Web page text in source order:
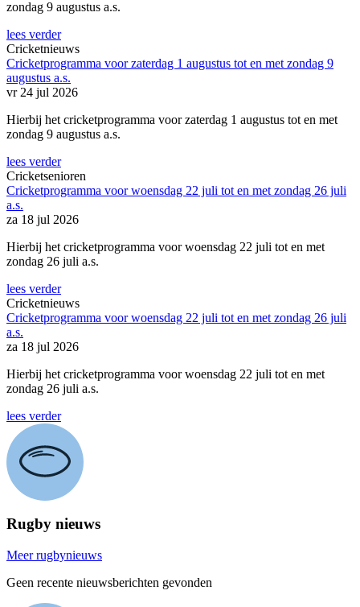
zondag 9 augustus a.s.
lees verder
Cricketnieuws
Cricketprogramma voor zaterdag 1 augustus tot en met zondag 9
augustus a.s.
vr 24 jul 2026
Hierbij het cricketprogramma voor zaterdag 1 augustus tot en met
zondag 9 augustus a.s.
lees verder
Cricketsenioren
Cricketprogramma voor woensdag 22 juli tot en met zondag 26 juli
a.s.
za 18 jul 2026
Hierbij het cricketprogramma voor woensdag 22 juli tot en met
zondag 26 juli a.s.
lees verder
Cricketnieuws
Cricketprogramma voor woensdag 22 juli tot en met zondag 26 juli
a.s.
za 18 jul 2026
Hierbij het cricketprogramma voor woensdag 22 juli tot en met
zondag 26 juli a.s.
lees verder
Rugby nieuws
Meer rugbynieuws
Geen recente nieuwsberichten gevonden